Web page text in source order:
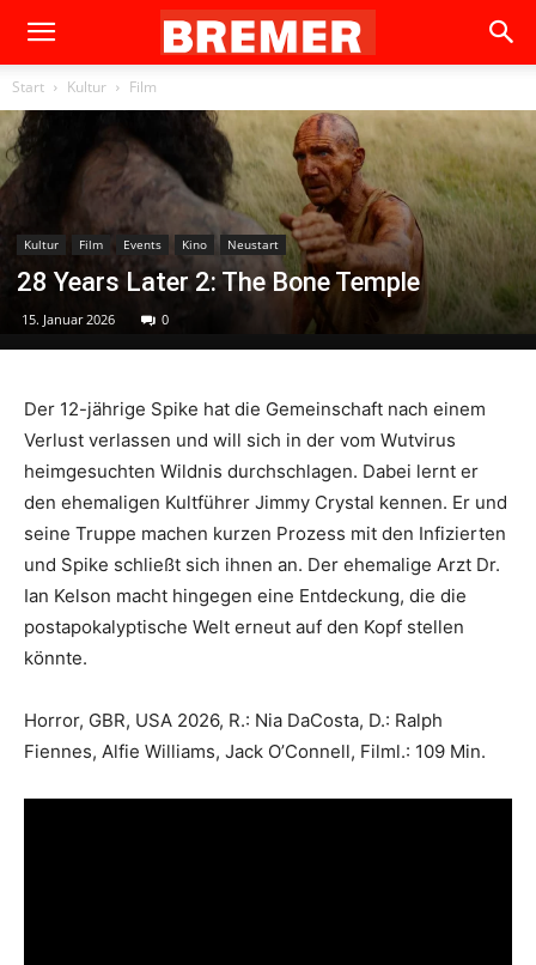
Start Kultur Film
Kultur Film Events Kino Neustart
28 Years Later 2: The Bone Temple
15. Januar 2026 0
Der 12-jährige Spike hat die Gemeinschaft nach einem
Verlust verlassen und will sich in der vom Wutvirus
heimgesuchten Wildnis durchschlagen. Dabei lernt er
den ehemaligen Kultführer Jimmy Crystal kennen. Er und
seine Truppe machen kurzen Prozess mit den Infizierten
und Spike schließt sich ihnen an. Der ehemalige Arzt Dr.
Ian Kelson macht hingegen eine Entdeckung, die die
postapokalyptische Welt erneut auf den Kopf stellen
könnte.
Horror, GBR, USA 2026, R.: Nia DaCosta, D.: Ralph
Fiennes, Alfie Williams, Jack O’Connell, Filml.: 109 Min.